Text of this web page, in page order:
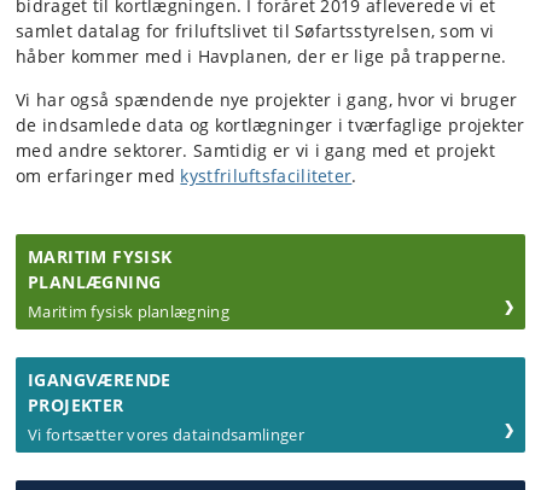
bidraget til kortlægningen. I foråret 2019 afleverede vi et
samlet datalag for friluftslivet til Søfartsstyrelsen, som vi
håber kommer med i Havplanen, der er lige på trapperne.
Vi har også spændende nye projekter i gang, hvor vi bruger
de indsamlede data og kortlægninger i tværfaglige projekter
med andre sektorer. Samtidig er vi i gang med et projekt
om erfaringer med kystfriluftsfaciliteter.
MARITIM FYSISK
PLANLÆGNING
Maritim fysisk planlægning
IGANGVÆRENDE
PROJEKTER
Vi fortsætter vores dataindsamlinger